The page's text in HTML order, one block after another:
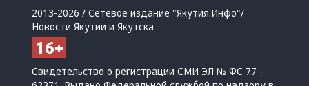
2013-2026 / Сетевое издание "Якутия.Инфо"/
Новости Якутии и Якутска
Свидетельство о регистрации СМИ ЭЛ № ФС 77 -